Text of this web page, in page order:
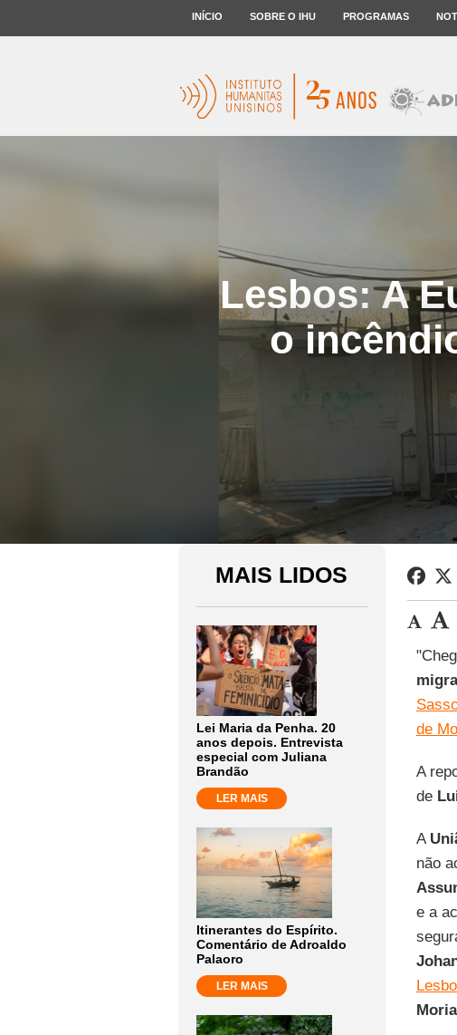
INÍCIO SOBRE O IHU PROGRAMAS
Lesbos: A
o
MAIS LIDOS
Lei Maria da Penha. 20
anos depois. Entrevista
especial com Juliana
Brandão
LER MAIS
Itinerantes do Espírito.
Comentário de Adroaldo
Palaoro
LER MAIS
de
A
de
A
não
e a
Moria